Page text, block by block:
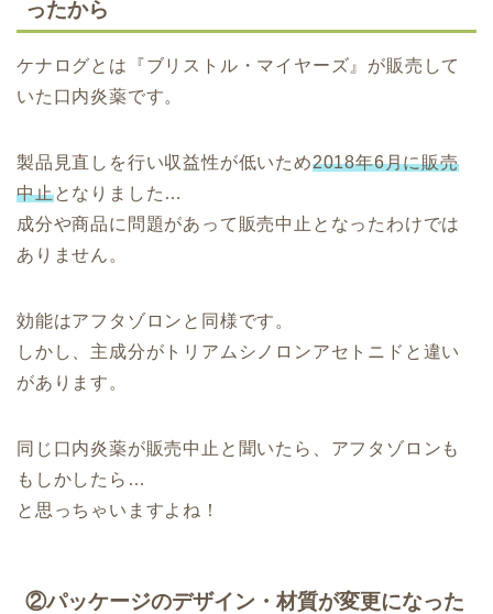
ったから
ケナログとは『ブリストル・マイヤーズ』が販売して
いた口内炎薬です。
製品見直しを行い収益性が低いため2018年6月に販売
中止となりました…
成分や商品に問題があって販売中止となったわけでは
ありません。
効能はアフタゾロンと同様です。
しかし、主成分がトリアムシノロンアセトニドと違い
があります。
同じ口内炎薬が販売中止と聞いたら、アフタゾロンも
もしかしたら…
と思っちゃいますよね！
②パッケージのデザイン・材質が変更になった